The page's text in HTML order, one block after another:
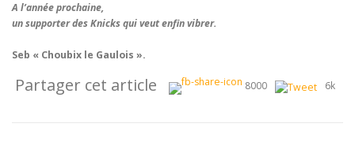
A l’année prochaine,
un supporter des Knicks qui veut enfin vibrer.
Seb « Choubix le Gaulois ».
Partager cet article 8000 6k